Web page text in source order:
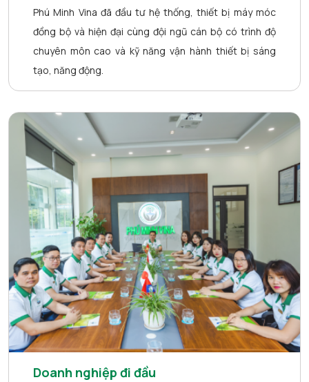
Phú Minh Vina đã đầu tư hệ thống, thiết bị máy móc
đồng bộ và hiện đại cùng đội ngũ cán bộ có trình độ
chuyên môn cao và kỹ năng vận hành thiết bị sáng
tạo, năng động.
Doanh nghiệp đi đầu